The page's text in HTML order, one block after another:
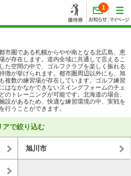
1
市圏である札幌からやや南となる北広島、恵
が存在します。道内全域に共通して言えるこ
た空間の中で、ゴルフクラブを楽しく振れる
徴が挙げられます。都市圏周辺以外にも、旭
複数の練習場が存在しています。ゴルフ練習
はなかなかできないスイングフォームのチェ
のトレーニングが可能です。北海道の場合、
設があるため、快適な練習環境の中、実戦を
行うことができます。
アで絞り込む
旭川市